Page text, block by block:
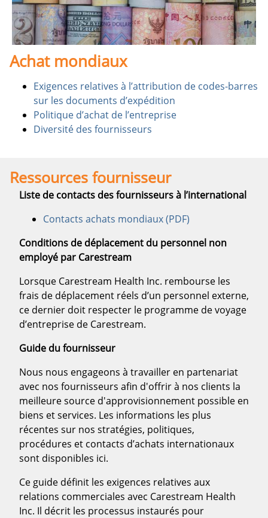
Achat mondiaux
Exigences relatives à l’attribution de codes-barres
sur les documents d’expédition
Politique d’achat de l’entreprise
Diversité des fournisseurs
Ressources fournisseur
Liste de contacts des fournisseurs à l’international
Contacts achats mondiaux (PDF)
Conditions de déplacement du personnel non
employé par Carestream
Lorsque Carestream Health Inc. rembourse les
frais de déplacement réels d’un personnel externe,
ce dernier doit respecter le programme de voyage
d’entreprise de Carestream.
Guide du fournisseur
Nous nous engageons à travailler en partenariat
avec nos fournisseurs afin d'offrir à nos clients la
meilleure source d'approvisionnement possible en
biens et services. Les informations les plus
récentes sur nos stratégies, politiques,
procédures et contacts d’achats internationaux
sont disponibles ici.
Ce guide définit les exigences relatives aux
relations commerciales avec Carestream Health
Inc. Il décrit les processus instaurés pour